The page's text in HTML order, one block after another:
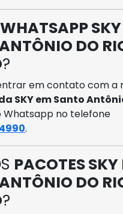
WHATSAPP
DO
?
em contato com a
SKY em Santo
Whatsapp no telefone
.
PACOTES SKY
DO
?